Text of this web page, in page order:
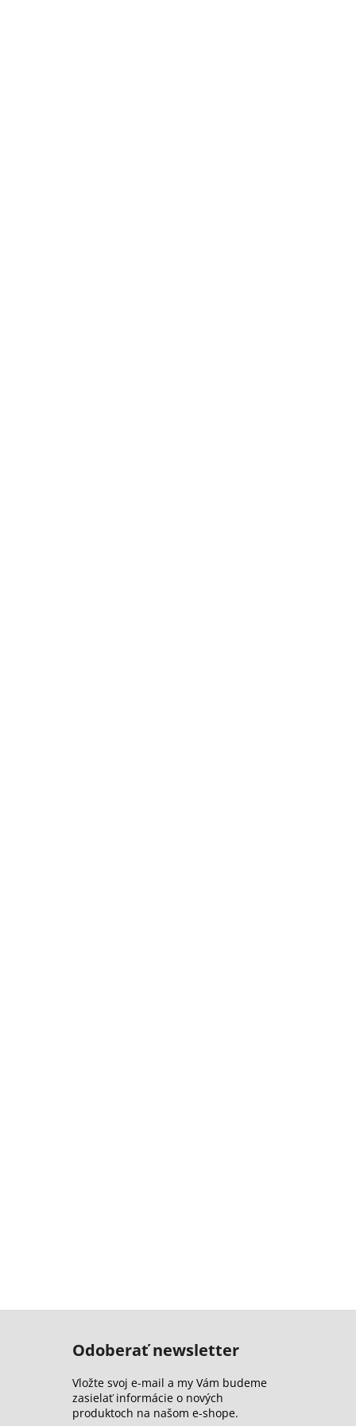
Odoberať newsletter
Vložte svoj e-mail a my Vám budeme
zasielať informácie o nových
produktoch na našom e-shope.